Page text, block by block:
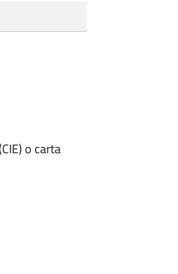
o carta